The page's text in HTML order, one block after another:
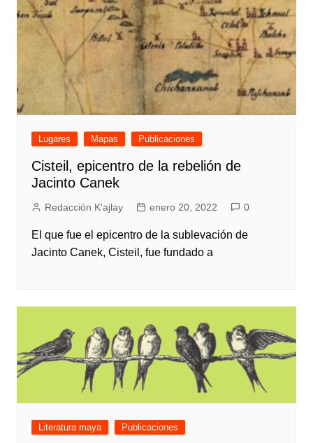
Lugares Mapas Publicaciones
Cisteil, epicentro de la rebelión de
Jacinto Canek
Redacción K'ajlay enero 20, 2022 0
El que fue el epicentro de la sublevación de
Jacinto Canek, Cisteil, fue fundado a
Literatura maya Publicaciones